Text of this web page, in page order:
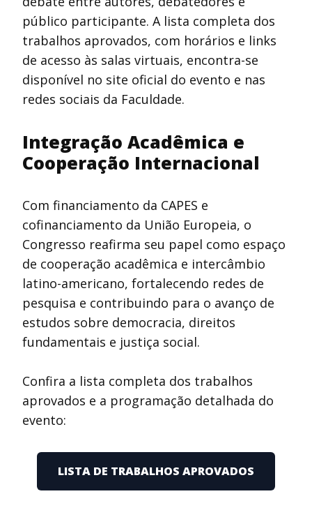
público participante. A lista completa dos
trabalhos aprovados, com horários e links
de acesso às salas virtuais, encontra-se
disponível no site oficial do evento e nas
redes sociais da Faculdade.
Integração Acadêmica e
Cooperação Internacional
Com financiamento da CAPES e
cofinanciamento da União Europeia, o
Congresso reafirma seu papel como espaço
de cooperação acadêmica e intercâmbio
latino-americano, fortalecendo redes de
pesquisa e contribuindo para o avanço de
estudos sobre democracia, direitos
fundamentais e justiça social.
Confira a lista completa dos trabalhos
aprovados e a programação detalhada do
evento:
LISTA DE TRABALHOS APROVADOS